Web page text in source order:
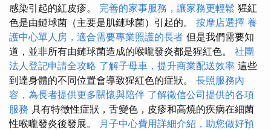
感染引起的紅皮疹。 完善的家事服務，讓家務更輕鬆 猩紅
色是由鏈球菌（主要是肌鏈球菌）引起的。 按摩店選擇 養
護中心單人房，適合需要專業照護的長者 但是我們需要知
道，並非所有由鏈球菌造成的喉嚨發炎都是猩紅色。 社團
法人登記申請全攻略 了解子母車，提升商業配送效率 這些
到達身體的不同位置會導致猩紅色的症狀。 長照服務內
容，為長者提供更多關懷與陪伴 了解徵信公司提供的各項
服務 具有特徵性症狀，舌變色，皮疹和高燒的疾病在細菌
性喉嚨發炎後發展。 月子中心費用詳細介紹，助您做好預